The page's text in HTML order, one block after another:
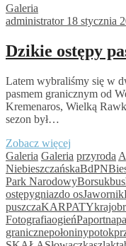
Galeria
administrator18 stycznia
Dzikie ostępy
Latem wybraliśmy się w
pasmem granicznym od
Kremenaros, Wielką
sezon był…
Zobacz więcej
ostępy
pasma
granicznego
Galeria Galeria przyroda
NiebieszczańskaBdPN
Park NarodowyBorsuk
ostępygniazdo osJawornik
puszczaKARPATY
FotografiaogieńPaportna
granicznepołoninypotok